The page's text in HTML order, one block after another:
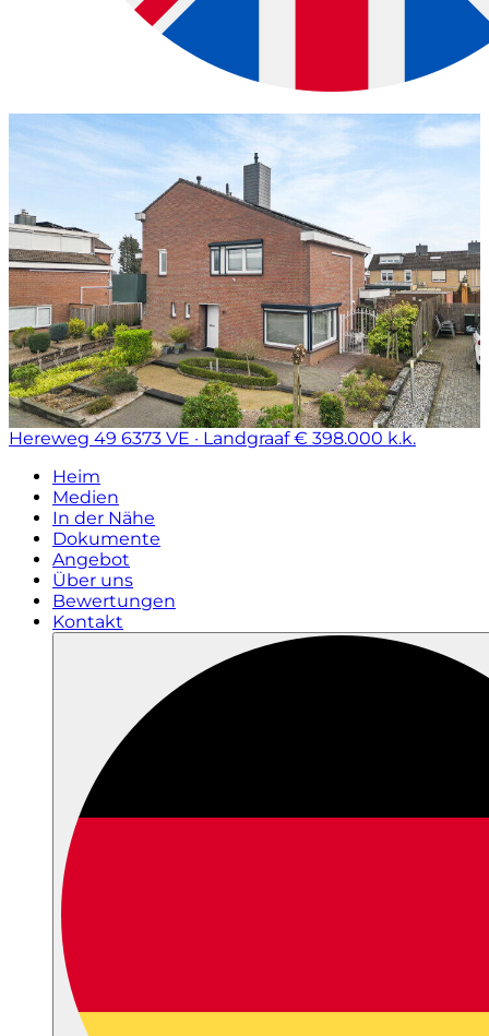
Hereweg 49 6373 VE · Landgraaf € 398.000 k.k.
Heim
Medien
In der Nähe
Dokumente
Angebot
Über uns
Bewertungen
Kontakt